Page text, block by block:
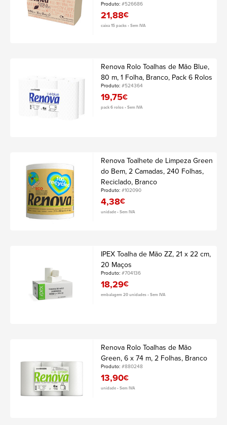
Natural, Caixa 15 Packs
Produto:#526686
21,88€
caixa 15 packs • Sem IVA
Renova Rolo Toalhas de Mão Blue,
80 m, 1 Folha, Branco, Pack 6 Rolos
Produto:#524364
19,75€
pack 6 rolos • Sem IVA
Renova Toalhete de Limpeza Green
do Bem, 2 Camadas, 240 Folhas,
Reciclado, Branco
Produto:#102090
4,38€
unidade • Sem IVA
IPEX Toalha de Mão ZZ, 21 x 22 cm,
20 Maços
Produto:#704136
18,29€
embalagem 20 unidades • Sem IVA
Renova Rolo Toalhas de Mão
Green, 6 x 74 m, 2 Folhas, Branco
Produto:#880248
13,90€
unidade • Sem IVA